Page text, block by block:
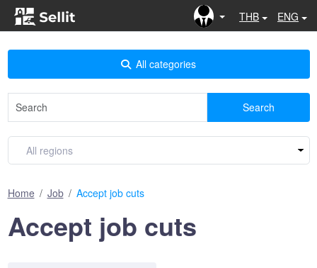
THB ENG
All categories
Search
Home Job Accept job cuts
Accept job cuts